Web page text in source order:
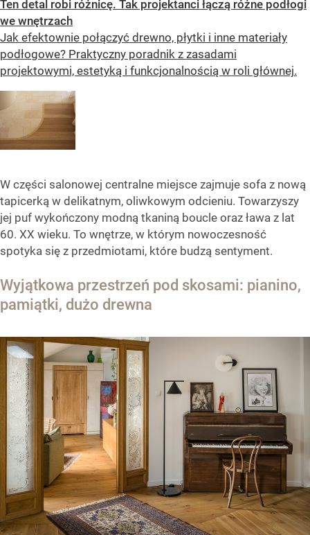
Ten detal robi różnicę. Tak projektanci łączą różne podłogi
we wnętrzach
Jak efektownie połączyć drewno, płytki i inne materiały
podłogowe? Praktyczny poradnik z zasadami
projektowymi, estetyką i funkcjonalnością w roli głównej.
W części salonowej centralne miejsce zajmuje sofa z nową
tapicerką w delikatnym, oliwkowym odcieniu. Towarzyszy
jej puf wykończony modną tkaniną boucle oraz ława z lat
60. XX wieku. To wnętrze, w którym nowoczesność
spotyka się z przedmiotami, które budzą sentyment.
Wyjątkowa przestrzeń pod skosami: pianino,
pamiątki, dużo drewna